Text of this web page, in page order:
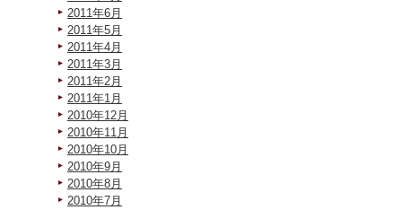
2011年6月
2011年5月
2011年4月
2011年3月
2011年2月
2011年1月
2010年12月
2010年11月
2010年10月
2010年9月
2010年8月
2010年7月